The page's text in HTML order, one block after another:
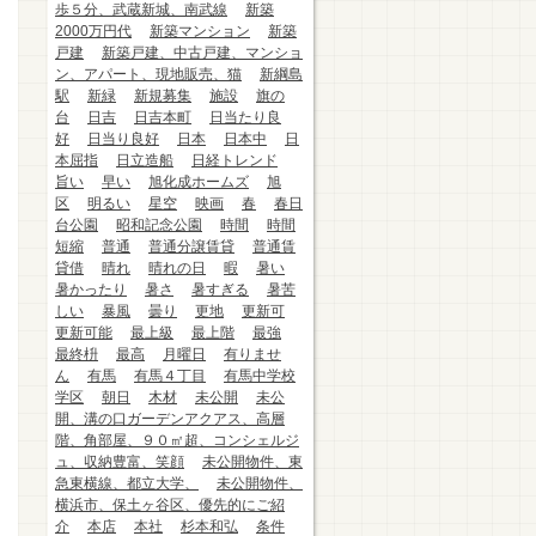
歩５分、武蔵新城、南武線
新築
2000万円代
新築マンション
新築
戸建
新築戸建、中古戸建、マンショ
ン、アパート、現地販売、猫
新綱島
駅
新緑 新規募集 施設
旗の
台
日吉 日吉本町
日当たり良
好
日当り良好 日本 日本中
日
本屈指
日立造船
日経トレンド
旨い
早い 旭化成ホームズ
旭
区
明るい 星空 映画 春
春日
台公園
昭和記念公園 時間
時間
短縮
普通 普通分譲賃貸
普通賃
貸借
晴れ 晴れの日 暇
暑い
暑かったり
暑さ 暑すぎる
暑苦
しい
暴風 曇り 更地
更新可
更新可能
最上級 最上階
最強
最終枡
最高 月曜日
有りませ
ん
有馬 有馬４丁目
有馬中学校
学区
朝日 木材 未公開
未公
開、溝の口ガーデンアクアス、高層
階、角部屋、９０㎡超、コンシェルジ
ュ、収納豊富、笑顔
未公開物件、東
急東横線、都立大学、
未公開物件、
横浜市、保土ヶ谷区、優先的にご紹
介
本店 本社 杉本和弘
条件